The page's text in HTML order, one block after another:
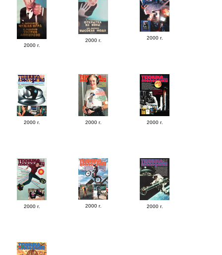
2000 г.
2000 г. 2000 г.
2000 г. 2000 г. 2000 г.
2000 г. 2000 г. 2000 г.